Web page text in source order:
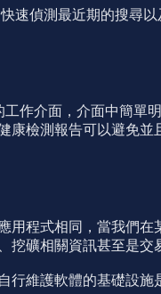
速偵測最近期的搜尋
工作介面，介面中簡單
康檢測報告可以避免
用程式相同，當我們
挖礦相關資訊甚至是
行維護軟體的基礎設